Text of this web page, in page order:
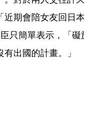
期會陪女友回日本
只簡單表示，「礙
出國的計畫。」